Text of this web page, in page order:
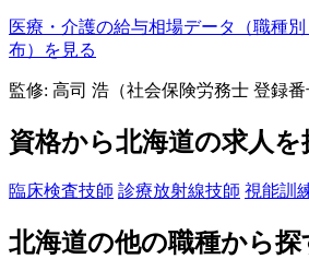
医療・介護の給与相場データ（職種
布）を見る
監修: 高司 浩（社会保険労務士 登録番
資格から北海道の求人を
臨床検査技師 診療放射線技師 視能訓
北海道の他の職種から探